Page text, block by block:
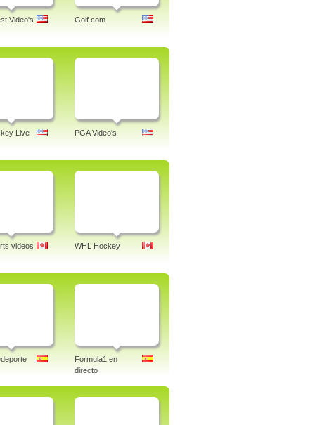
Video's Golf.com
Live PGA Video's
videos WHL Hockey
Formula1 en
directo